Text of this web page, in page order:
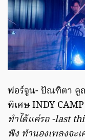
ฟอร์จูน- ปัณฑิตา คูณ
พิเศษ INDY
ทำได้แค่รอ -last
ฟัง ทำนองเพลงจะ